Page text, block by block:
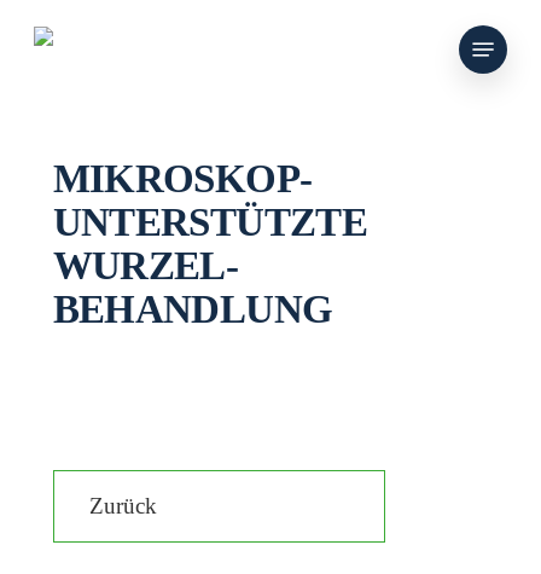
Menu
MIKROSKOP­
UNTERSTÜTZTE
WURZEL­
BEHANDLUNG
Zurück